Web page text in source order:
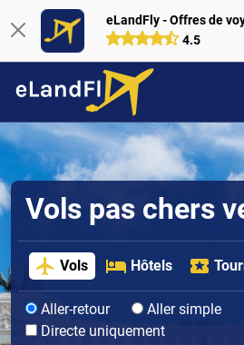
eLandFly - Offres de
4.5
Vols pas chers
Vols Hôtels
Aller-retour
Aller simple
Directe uniquement